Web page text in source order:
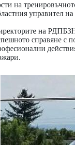
на
управител
на
справяне с